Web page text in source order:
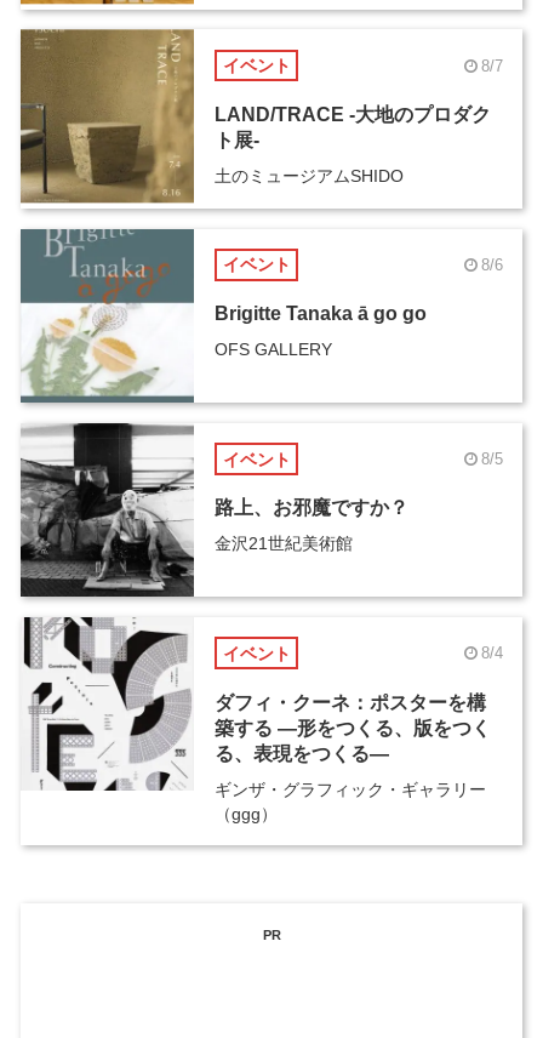
イベント 8/7
LAND/TRACE -大地のプロダク
ト展-
土のミュージアムSHIDO
イベント 8/6
Brigitte Tanaka ā go go
OFS GALLERY
イベント 8/5
路上、お邪魔ですか？
金沢21世紀美術館
イベント 8/4
ダフィ・クーネ：ポスターを構
築する ―形をつくる、版をつく
る、表現をつくる―
ギンザ・グラフィック・ギャラリー
（ggg）
PR